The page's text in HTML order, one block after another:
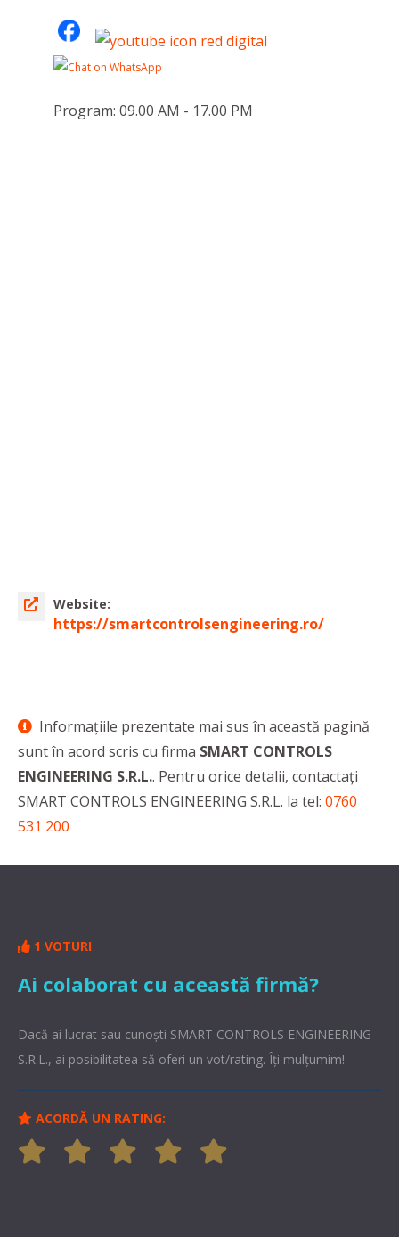
Program: 09.00 AM - 17.00 PM
Website:
https://smartcontrolsengineering.ro/
Informaţiile prezentate mai sus în această pagină
sunt în acord scris cu firma SMART CONTROLS
ENGINEERING S.R.L.. Pentru orice detalii, contactaţi
SMART CONTROLS ENGINEERING S.R.L. la tel: 0760
531 200
1 VOTURI
Ai colaborat cu această firmă?
Dacă ai lucrat sau cunoşti SMART CONTROLS ENGINEERING
S.R.L., ai posibilitatea să oferi un vot/rating. Îți mulțumim!
ACORDĂ UN RATING: